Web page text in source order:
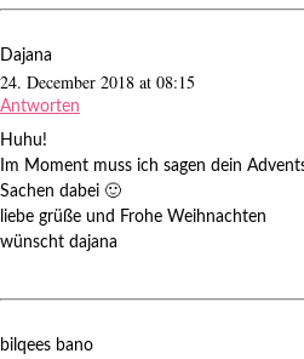
Dajana
24. December 2018 at 08:15
Antworten
Huhu!
Im Moment muss ich sagen dein
Sachen dabei 🙂
liebe grüße und Frohe Weihnachten
wünscht dajana
bilqees bano